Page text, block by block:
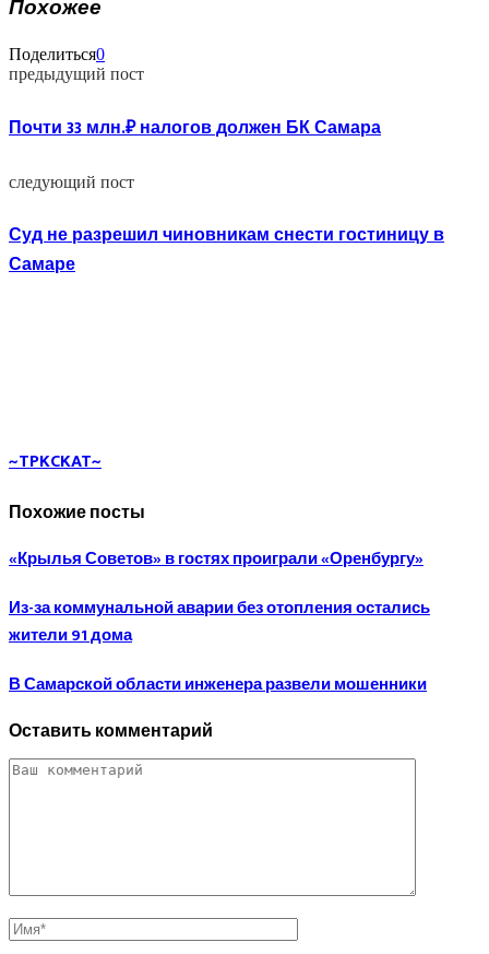
Похожее
Поделиться0
предыдущий пост
Почти 33 млн.₽ налогов должен БК Самара
следующий пост
Суд не разрешил чиновникам снести гостиницу в
Самаре
~TPKCKAT~
Похожие посты
«Крылья Советов» в гостях проиграли «Оренбургу»
Из-за коммунальной аварии без отопления остались
жители 91 дома
В Самарской области инженера развели мошенники
Оставить комментарий